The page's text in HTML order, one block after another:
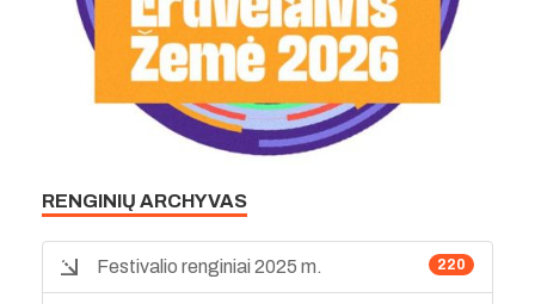
RENGINIŲ ARCHYVAS
220
Festivalio renginiai 2025 m.